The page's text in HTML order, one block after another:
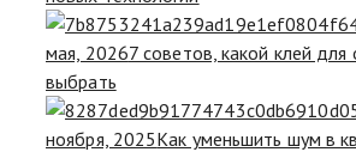
мая, 20267 советов, какой клей
выбрать
ноября, 2025Как уменьшить шум в